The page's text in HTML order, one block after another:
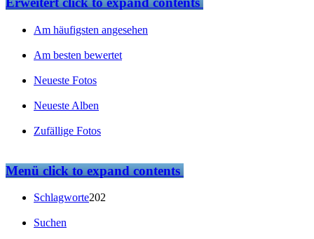
Am häufigsten angesehen
Am besten bewertet
Neueste Fotos
Neueste Alben
Zufällige Fotos
Menüclick to expand contents
Schlagworte202
Suchen